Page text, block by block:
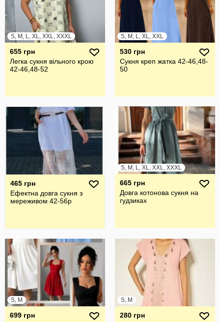
S, M, L, XL, XXL, XXXL
655 грн
Легка сукня вільного крою
42-46,48-52
S, M, L, XL, XXL
530 грн
Сукня креп жатка 42-46,48-
50
465 грн
Ефектна довга сукня з
мереживом 42-56р
S, M, L, XL, XXL, XXXL
665 грн
Довга котонова сукня на
гудзиках
S, M
699 грн
S, M
280 грн